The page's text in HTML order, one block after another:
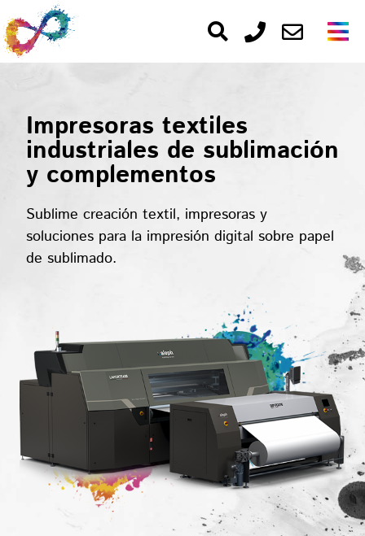
Impresoras textiles
industriales de sublimación
y complementos
Sublime creación textil, impresoras y
soluciones para la impresión digital sobre papel
de sublimado.